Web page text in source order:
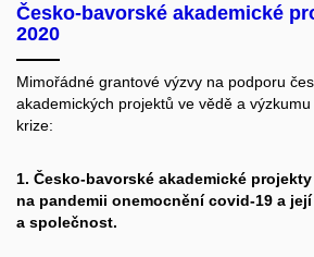
Česko-bavorské akademické
2020
Mimořádné grantové výzvy na podporu
akademických projektů ve vědě a
krize:
1. Česko-bavorské akademické projekty
na pandemii onemocnění covid-19 a
a společnost.